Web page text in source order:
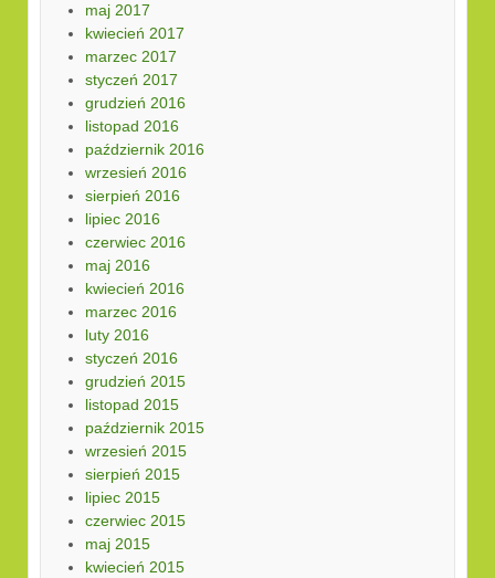
maj 2017
kwiecień 2017
marzec 2017
styczeń 2017
grudzień 2016
listopad 2016
październik 2016
wrzesień 2016
sierpień 2016
lipiec 2016
czerwiec 2016
maj 2016
kwiecień 2016
marzec 2016
luty 2016
styczeń 2016
grudzień 2015
listopad 2015
październik 2015
wrzesień 2015
sierpień 2015
lipiec 2015
czerwiec 2015
maj 2015
kwiecień 2015